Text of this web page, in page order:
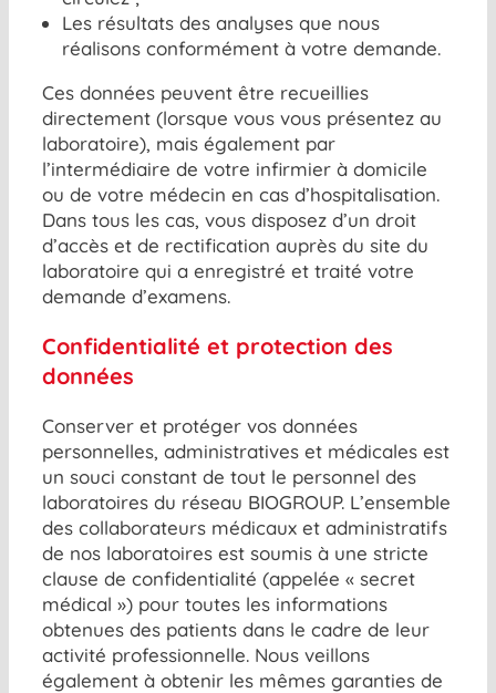
Les résultats des analyses que nous
réalisons conformément à votre demande.
Ces données peuvent être recueillies
directement (lorsque vous vous présentez au
laboratoire), mais également par
l’intermédiaire de votre infirmier à domicile
ou de votre médecin en cas d’hospitalisation.
Dans tous les cas, vous disposez d’un droit
d’accès et de rectification auprès du site du
laboratoire qui a enregistré et traité votre
demande d’examens.
Confidentialité et protection des
données
Conserver et protéger vos données
personnelles, administratives et médicales est
un souci constant de tout le personnel des
laboratoires du réseau BIOGROUP. L’ensemble
des collaborateurs médicaux et administratifs
de nos laboratoires est soumis à une stricte
clause de confidentialité (appelée « secret
médical ») pour toutes les informations
obtenues des patients dans le cadre de leur
activité professionnelle. Nous veillons
également à obtenir les mêmes garanties de